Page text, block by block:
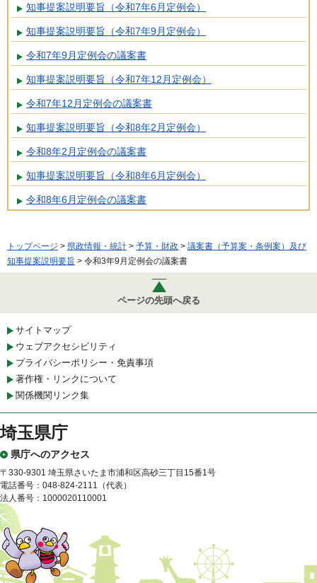
知事提案説明要旨（令和7年6月定例会）
知事提案説明要旨（令和7年9月定例会）
令和7年9月定例会の議案書
知事提案説明要旨（令和7年12月定例会）
令和7年12月定例会の議案書
知事提案説明要旨（令和8年2月定例会）
令和8年2月定例会の議案書
知事提案説明要旨（令和8年6月定例会）
令和8年6月定例会の議案書
トップページ > 県政情報・統計 > 予算・財政 > 議案書（予算案・条例案）及び
知事提案説明要旨 > 令和3年9月定例会の議案書
ページの先頭へ戻る
サイトマップ
ウェブアクセシビリティ
プライバシーポリシー・免責事項
著作権・リンクについて
関係機関リンク集
埼玉県庁
県庁へのアクセス
〒330-9301 埼玉県さいたま市浦和区高砂三丁目15番1号
電話番号：048-824-2111（代表）
法人番号：1000020110001